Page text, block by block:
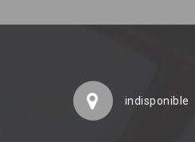
indisponible